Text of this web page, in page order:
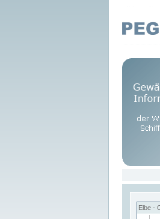
Elbe -